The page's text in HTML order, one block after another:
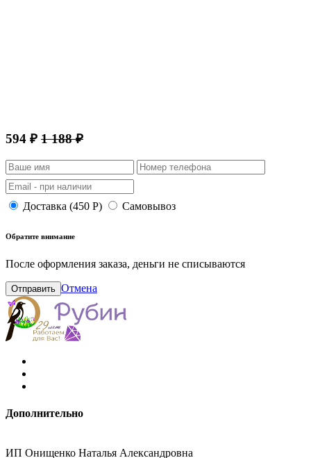
594 ₽ 1 188 ₽
Доставка (450 Р) Самовывоз
Обратите внимание
После оформления заказа, деньги не списываются
Отправить Отмена
Дополнительно
ИП Онищенко Наталья Александровна